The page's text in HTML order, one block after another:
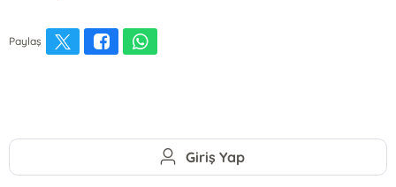
Paylaş
Giriş Yap